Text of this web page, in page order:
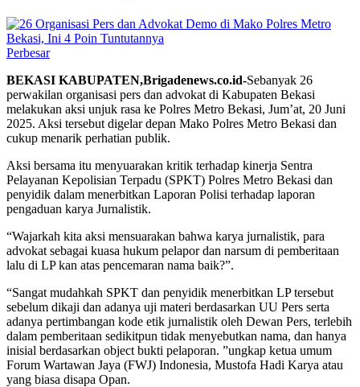
Perbesar
BEKASI KABUPATEN,Brigadenews.co.id-Sebanyak 26
perwakilan organisasi pers dan advokat di Kabupaten Bekasi
melakukan aksi unjuk rasa ke Polres Metro Bekasi, Jum’at, 20 Juni
2025. Aksi tersebut digelar depan Mako Polres Metro Bekasi dan
cukup menarik perhatian publik.
Aksi bersama itu menyuarakan kritik terhadap kinerja Sentra
Pelayanan Kepolisian Terpadu (SPKT) Polres Metro Bekasi dan
penyidik dalam menerbitkan Laporan Polisi terhadap laporan
pengaduan karya Jurnalistik.
“Wajarkah kita aksi mensuarakan bahwa karya jurnalistik, para
advokat sebagai kuasa hukum pelapor dan narsum di pemberitaan
lalu di LP kan atas pencemaran nama baik?”.
“Sangat mudahkah SPKT dan penyidik menerbitkan LP tersebut
sebelum dikaji dan adanya uji materi berdasarkan UU Pers serta
adanya pertimbangan kode etik jurnalistik oleh Dewan Pers, terlebih
dalam pemberitaan sedikitpun tidak menyebutkan nama, dan hanya
inisial berdasarkan object bukti pelaporan. ”ungkap ketua umum
Forum Wartawan Jaya (FWJ) Indonesia, Mustofa Hadi Karya atau
yang biasa disapa Opan.